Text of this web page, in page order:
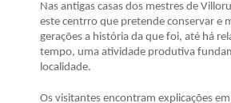
Nas antigas casas dos mestres de
este centrro que pretende conservar e
gerações a história da que foi, até há
tempo, uma atividade produtiva
localidade.
Os visitantes encontram explicações